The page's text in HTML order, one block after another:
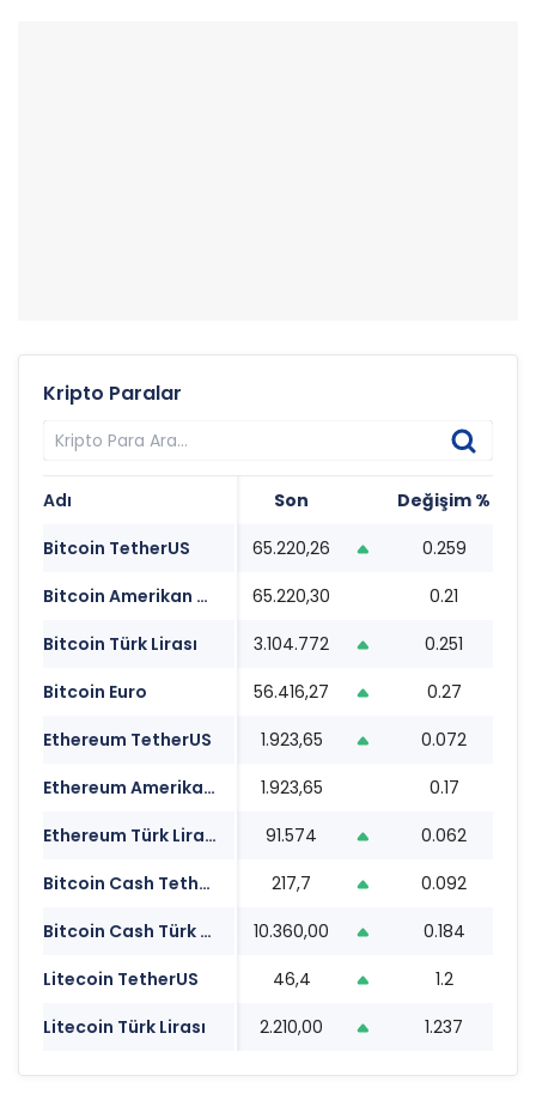
Kripto Paralar
Adı Son Değişim %
Bitcoin TetherUS
65.220,26 0.259
Bitcoin Amerikan Doları
65.220,30 0.21
Bitcoin Türk Lirası
3.104.772 0.251
Bitcoin Euro
56.416,27 0.27
Ethereum TetherUS
1.923,65 0.072
Ethereum Amerikan Doları
1.923,65 0.17
Ethereum Türk Lirası
91.574 0.062
Bitcoin Cash TetherUS
217,7 0.092
Bitcoin Cash Türk Lirası
10.360,00 0.184
Litecoin TetherUS
46,4 1.2
Litecoin Türk Lirası
2.210,00 1.237